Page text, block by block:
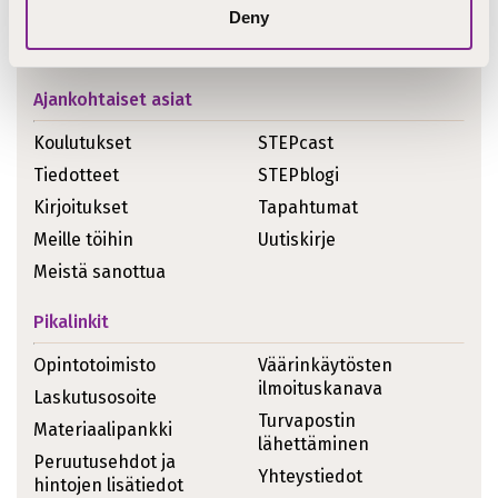
Deny
Ajankohtaiset asiat
Koulutukset
Tiedotteet
Kirjoitukset
Meille töihin
Meistä sanottua
STEPcast
STEPblogi
Tapahtumat
Uutiskirje
Pikalinkit
Opintotoimisto
Laskutusosoite
Materiaalipankki
Peruutusehdot ja
hintojen lisätiedot
Väärinkäytösten
ilmoituskanava
Turvapostin
lähettäminen
Yhteystiedot